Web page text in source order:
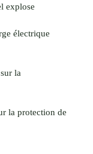
explose
électrique
la
la protection de